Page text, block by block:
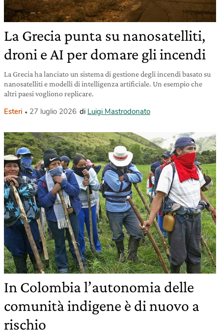
La Grecia punta su nanosatelliti,
droni e AI per domare gli incendi
La Grecia ha lanciato un sistema di gestione degli incendi basato su
nanosatelliti e modelli di intelligenza artificiale. Un esempio che
altri paesi vogliono replicare.
Esteri 27 luglio 2026 di Luigi Mastrodonato
In Colombia l’autonomia delle
comunità indigene è di nuovo a
rischio